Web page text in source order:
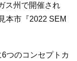
ス州で開催され
本市『2022 SEM
つのコンセプトカ